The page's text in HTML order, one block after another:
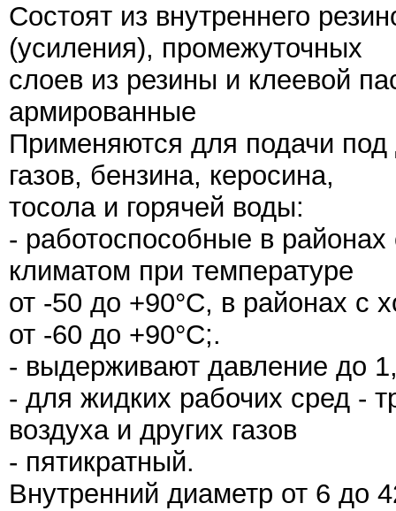
Состоят из внутреннего
(усиления), промежуточных
слоев из резины и клеевой
армированные
Применяются для подачи
газов, бензина, керосина,
тосола и горячей воды:
- работоспособные в
климатом при температуре
от -50 до +90°С, в районах с
от -60 до +90°С;.
- выдерживают давление до
- для жидких рабочих сред -
воздуха и других газов
- пятикратный.
Внутренний диаметр от 6 до